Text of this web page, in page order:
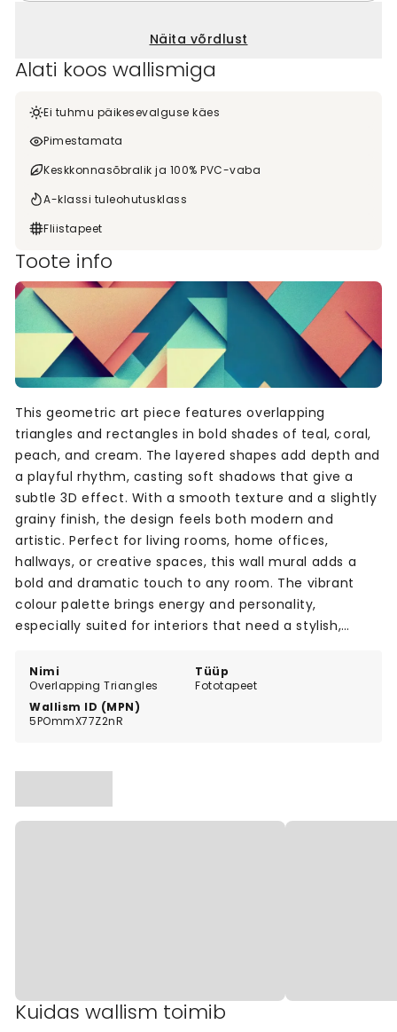
Näita võrdlust
Alati koos wallismiga
Ei tuhmu päikesevalguse käes
Pimestamata
Keskkonnasõbralik ja 100% PVC-vaba
A-klassi tuleohutusklass
Fliistapeet
Toote info
Nimi
Overlapping Triangles
Tüüp
Fototapeet
Wallism ID (MPN)
5POmmX77Z2nR
This geometric art piece features overlapping
triangles and rectangles in bold shades of teal, coral,
peach, and cream. The layered shapes add depth and
a playful rhythm, casting soft shadows that give a
subtle 3D effect. With a smooth texture and a slightly
grainy finish, the design feels both modern and
artistic. Perfect for living rooms, home offices,
hallways, or creative spaces, this wall mural adds a
bold and dramatic touch to any room. The vibrant
colour palette brings energy and personality,
especially suited for interiors that need a stylish,
Kuidas wallism toimib